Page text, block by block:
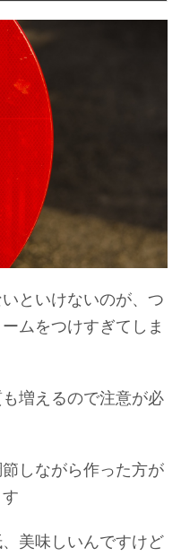
といけないのが、つ
ムをつけすぎてしま
増えるので注意が必
しながら作った方が
美味しいんですけど